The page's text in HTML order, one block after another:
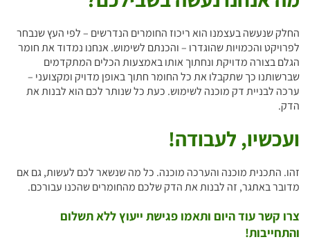
החלק שנעשה בעצמנו הוא ריכוז החומרים הנדרשים – לפי העץ שנבחר
לפרויקט והכמויות שהוגדרו – והכנתם לשימוש. אנחנו נמדוד את חומר
הגלם בצורה מדויקת ונחתוך אותו באמצעות הכלים המתקדמים
שברשותנו כך שתקבלו את כל החומר חתוך באופן מדויק ומקצועני –
ערכה לבניית דק מוכנה לשימוש. כעת כל שנותר לכם הוא לבנות את
הדק.
ועכשיו, לעבודה!
זהו. התכנית מוכנה והערכה מוכנה. כל מה שנשאר לכם לעשות, גם אם
מדובר באתגר, זה לבנות את הדק שלכם מהחומרים שהכנו עבורכם.
צרו קשר עוד היום ותאמו פגישת ייעוץ ללא תשלום
והתחייבות!